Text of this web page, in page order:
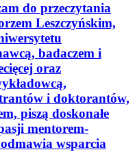
do przeczytania
Leszczyńskim,
badaczem i
oraz
i doktorantów,
piszą doskonałe
mentorem-
wsparcia